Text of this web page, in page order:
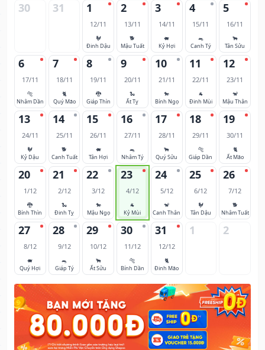
30 31 1
12/11
🐓
Đinh Dậu
2
13/11
🐕
Mậu Tuất
3
14/11
🐖
Kỷ Hợi
4
15/11
🐀
Canh Tý
5
16/11
🐂
Tân Sửu
6
17/11
🐅
Nhâm Dần
7
18/11
🐈
Quý Mão
8
19/11
🐉
Giáp Thìn
9
20/11
🐍
Ất Tỵ
10
21/11
🐎
Bính Ngọ
11
22/11
🐐
Đinh Mùi
12
23/11
🐒
Mậu Thân
13
24/11
🐓
Kỷ Dậu
14
25/11
🐕
Canh Tuất
15
26/11
🐖
Tân Hợi
16
27/11
🐀
Nhâm Tý
17
28/11
🐂
Quý Sửu
18
29/11
🐅
Giáp Dần
19
30/11
🐈
Ất Mão
20
1/12
🐉
Bính Thìn
21
2/12
🐍
Đinh Tỵ
22
3/12
🐎
Mậu Ngọ
23
4/12
🐐
Kỷ Mùi
24
5/12
🐒
Canh Thân
25
6/12
🐓
Tân Dậu
26
7/12
🐕
Nhâm Tuất
27
8/12
🐖
Quý Hợi
28
9/12
🐀
Giáp Tý
29
10/12
🐂
Ất Sửu
30
11/12
🐅
Bính Dần
31
12/12
🐈
Đinh Mão
1 2